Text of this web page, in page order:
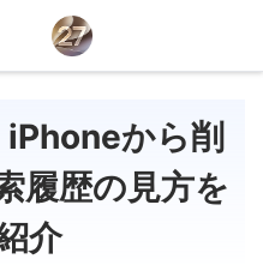
iPhoneから削
履歴の見方を
介